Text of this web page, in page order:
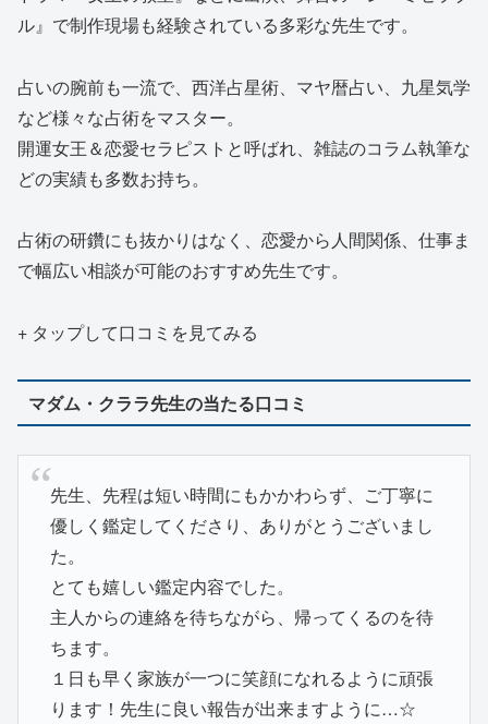
ル』で制作現場も経験されている多彩な先生です。
占いの腕前も一流で、西洋占星術、マヤ暦占い、九星気学
など様々な占術をマスター。
開運女王＆恋愛セラピストと呼ばれ、雑誌のコラム執筆な
どの実績も多数お持ち。
占術の研鑽にも抜かりはなく、恋愛から人間関係、仕事ま
で幅広い相談が可能のおすすめ先生です。
+ タップして口コミを見てみる
マダム・クララ先生の当たる口コミ
先生、先程は短い時間にもかかわらず、ご丁寧に
優しく鑑定してくださり、ありがとうございまし
た。
とても嬉しい鑑定内容でした。
主人からの連絡を待ちながら、帰ってくるのを待
ちます。
１日も早く家族が一つに笑顔になれるように頑張
ります！先生に良い報告が出来ますように…☆